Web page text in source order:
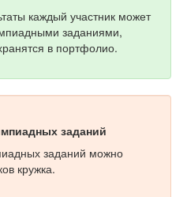
каждый участник может
заданиями,
в портфолио.
заданий
заданий можно
кружка.